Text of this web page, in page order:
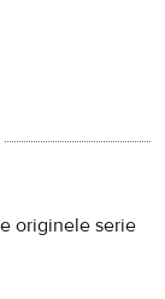
originele serie